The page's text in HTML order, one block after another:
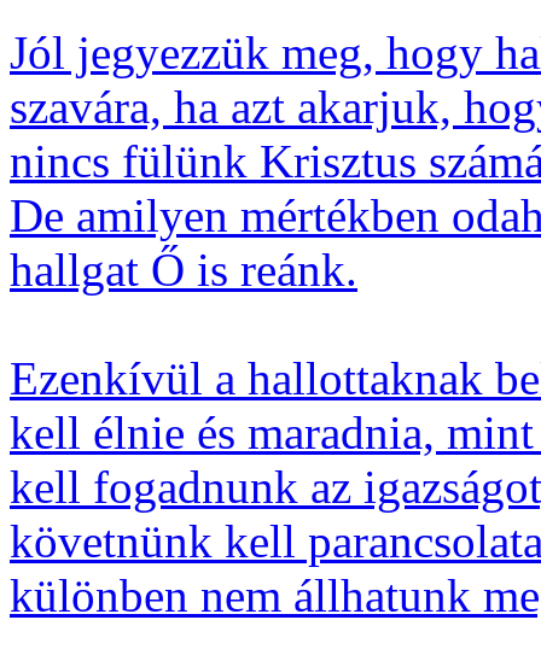
Jól jegyezzük meg, hogy
szavára, ha azt akarjuk,
nincs fülünk Krisztus
De amilyen mértékben
hallgat Ő is reánk.
Ezenkívül a hallottaknak
kell élnie és maradnia,
kell fogadnunk az
követnünk kell
különben nem állhatunk